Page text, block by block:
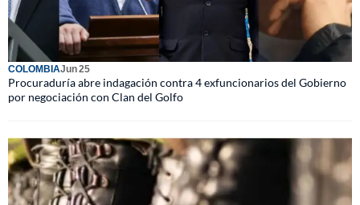
COLOMBIAJun 25
Procuraduría abre indagación contra 4 exfuncionarios del Gobierno
por negociación con Clan del Golfo